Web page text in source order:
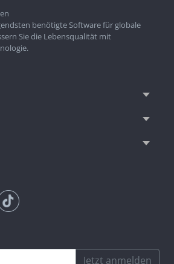
benötigte Software für globale
Sie die Lebensqualität mit
Jetzt anmelden